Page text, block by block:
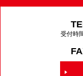
受付時